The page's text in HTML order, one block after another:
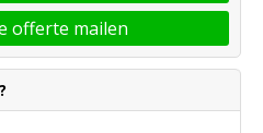
offerte mailen